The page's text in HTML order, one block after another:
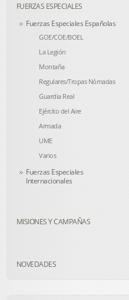
FUERZAS ESPECIALES
Fuerzas Especiales Españolas
GOE/COE/BOEL
La Legión
Montaña
Regulares/Tropas Nómadas
Guardia Real
Ejército del Aire
Armada
UME
Varios
Fuerzas Especiales
Internacionales
MISIONES Y CAMPAÑAS
NOVEDADES